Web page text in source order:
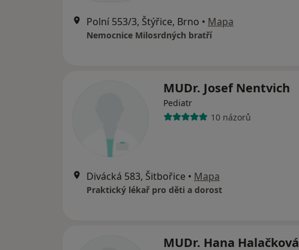
Polní 553/3, Štýřice, Brno • Mapa
Nemocnice Milosrdných bratří
MUDr. Josef Nentvich
Pediatr
10 názorů
Divácká 583, Šitbořice • Mapa
Praktický lékař pro děti a dorost
MUDr. Hana Halačková